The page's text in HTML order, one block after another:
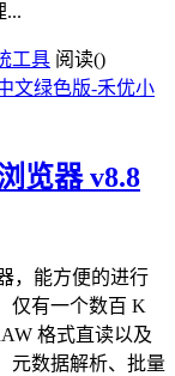
...
工具 阅读()
览器 v8.8
，能方便的进行
仅有一个数百 K
格式直读以及
元数据解析、批量